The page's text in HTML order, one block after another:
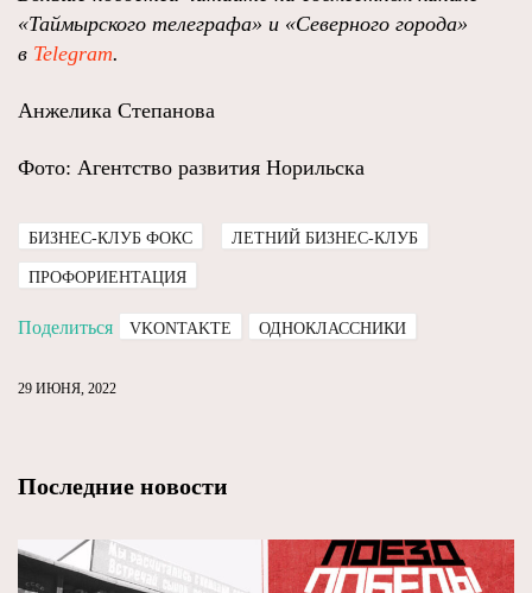
«Таймырского телеграфа» и «Северного города»
в Telegram.
Анжелика Степанова
Фото: Агентство развития Норильска
БИЗНЕС-КЛУБ ФОКС ЛЕТНИЙ БИЗНЕС-КЛУБ
ПРОФОРИЕНТАЦИЯ
Поделиться VKONTAKTE ОДНОКЛАССНИКИ
29 ИЮНЯ, 2022
Последние новости